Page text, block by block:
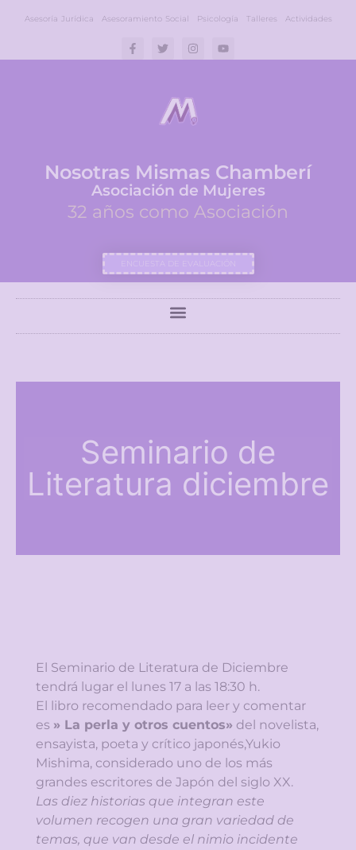
Asesoría Jurídica Asesoramiento Social Psicología Talleres Actividades
Nosotras Mismas Chamberí
Asociación de Mujeres
32 años como Asociación
ENCUESTA DE EVALUACIÓN
Seminario de
Literatura diciembre
El Seminario de Literatura de Diciembre
tendrá lugar el lunes 17 a las 18:30 h.
El libro recomendado para leer y comentar
es » La perla y otros cuentos» del novelista,
ensayista, poeta y crítico japonés,Yukio
Mishima, considerado uno de los más
grandes escritores de Japón del siglo XX.
Las diez historias que integran este
volumen recogen una gran variedad de
temas, que van desde el nimio incidente